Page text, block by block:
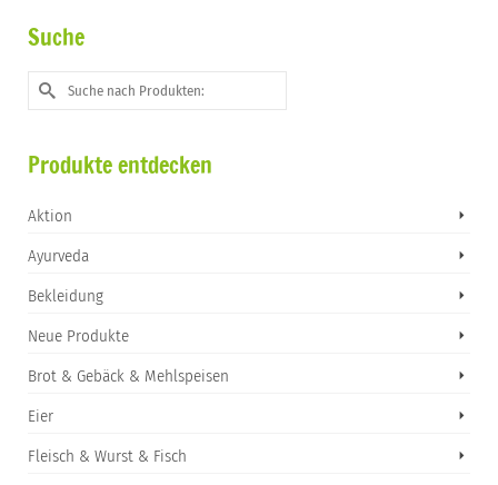
Suche
Suche
nach:
Produkte entdecken
Aktion
Ayurveda
Bekleidung
Neue Produkte
Brot & Gebäck & Mehlspeisen
Eier
Fleisch & Wurst & Fisch